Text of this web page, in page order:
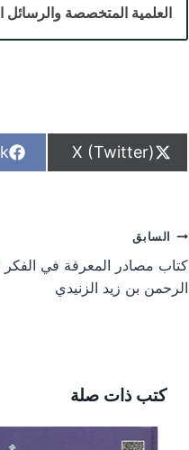
العلمية المتخصصة
S
h
o
n
X (Twitter)
S
h
تصفّح
المقالات
السابق
كتاب مصادر المعرفة في الفكر
الرحمن بن زيد الزنيدي
كتب ذات صلة